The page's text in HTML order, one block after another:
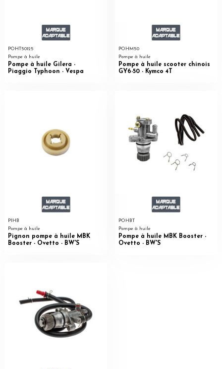
POHT50125
Pompe à huile
Pompe à huile Gilera -
Piaggio Typhoon - Vespa
POHM50
Pompe à huile
Pompe à huile scooter chinois
GY6-50 - Kymco 4T
PIHB
Pompe à huile
Pignon pompe à huile MBK
Booster - Ovetto - BW'S
POHBT
Pompe à huile
Pompe à huile MBK Booster -
Ovetto - BW'S